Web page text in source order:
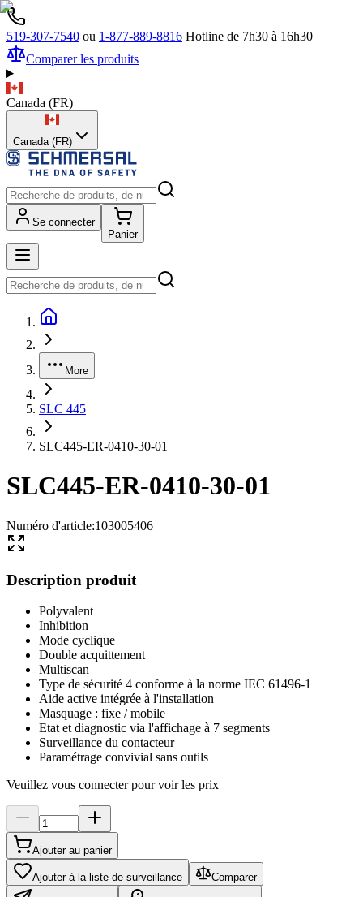
519-307-7540 ou 1-877-889-8816 Hotline de 7h30 à 16h30
Comparer les produits
Canada (FR)
Canada (FR)
Se connecter
Panier
More
SLC 445
SLC445-ER-0410-30-01
SLC445-ER-0410-30-01
Numéro d'article:103005406
Description produit
Polyvalent
Inhibition
Mode cyclique
Double acquittement
Multiscan
Type de sécurité 4 conforme à la norme IEC 61496-1
Aide active intégrée à l'installation
Masquage : fixe / mobile
Etat et diagnostic via l'affichage à 7 segments
Surveillance du contacteur
Paramétrage convivial sans outils
Veuillez vous connecter pour voir les prix
Ajouter au panier
Ajouter à la liste de surveillance Comparer